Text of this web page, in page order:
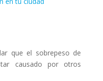
que el sobrepeso de
causado por otros